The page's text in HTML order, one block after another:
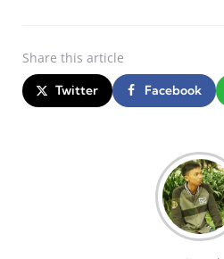
Share this article
Twitter Facebook